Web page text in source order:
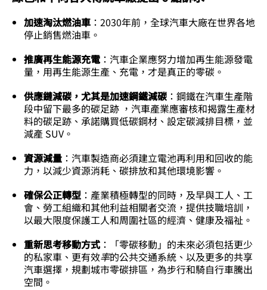
加速淘汰燃油車 ：2030年前，全球汽車大廠在世界各地
停止銷售燃油車。
推廣再生能源充電：汽車企業應努力增加再生能源發電
量，用再生能源生產、充電，才是真正的零碳。
供應鏈減碳，尤其是加速鋼鐵減碳 ：鋼鐵在汽車生產階
段中留下最多的碳足跡 ，汽車產業應審核和揭露生產材
料的碳足跡、承諾購買低碳鋼材、設定碳減排目標，並
減產 SUV。
資源減量 ：汽車製造商必須建立電池再利用和回收的能
力，以減少資源消耗、碳排放和其他環境影響。
確保公正轉型 ：產業積極轉型的同時，及早與工人、工
會、勞工組織和其他利益相關者交流，提供技職培訓，
以最大限度保護工人和周圍社區的經濟、健康及福祉。
重新思考移動方式：「零碳移動」的未來必須包括更少
的私家車、更有效率的公共交通系統、以及更多的共享
汽車選擇，規劃城市零碳排區，為步行和騎自行車騰出
空間。